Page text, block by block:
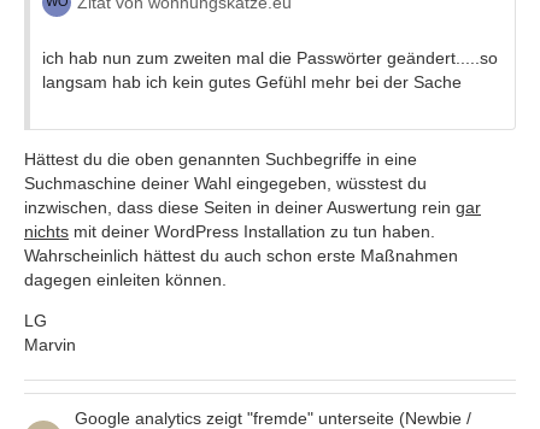
ich hab nun zum zweiten mal die Passwörter geändert.....so
langsam hab ich kein gutes Gefühl mehr bei der Sache
Hättest du die oben genannten Suchbegriffe in eine
Suchmaschine deiner Wahl eingegeben, wüsstest du
inzwischen, dass diese Seiten in deiner Auswertung rein gar
nichts mit deiner WordPress Installation zu tun haben.
Wahrscheinlich hättest du auch schon erste Maßnahmen
dagegen einleiten können.
LG
Marvin
Google analytics zeigt "fremde" unterseite (Newbie /